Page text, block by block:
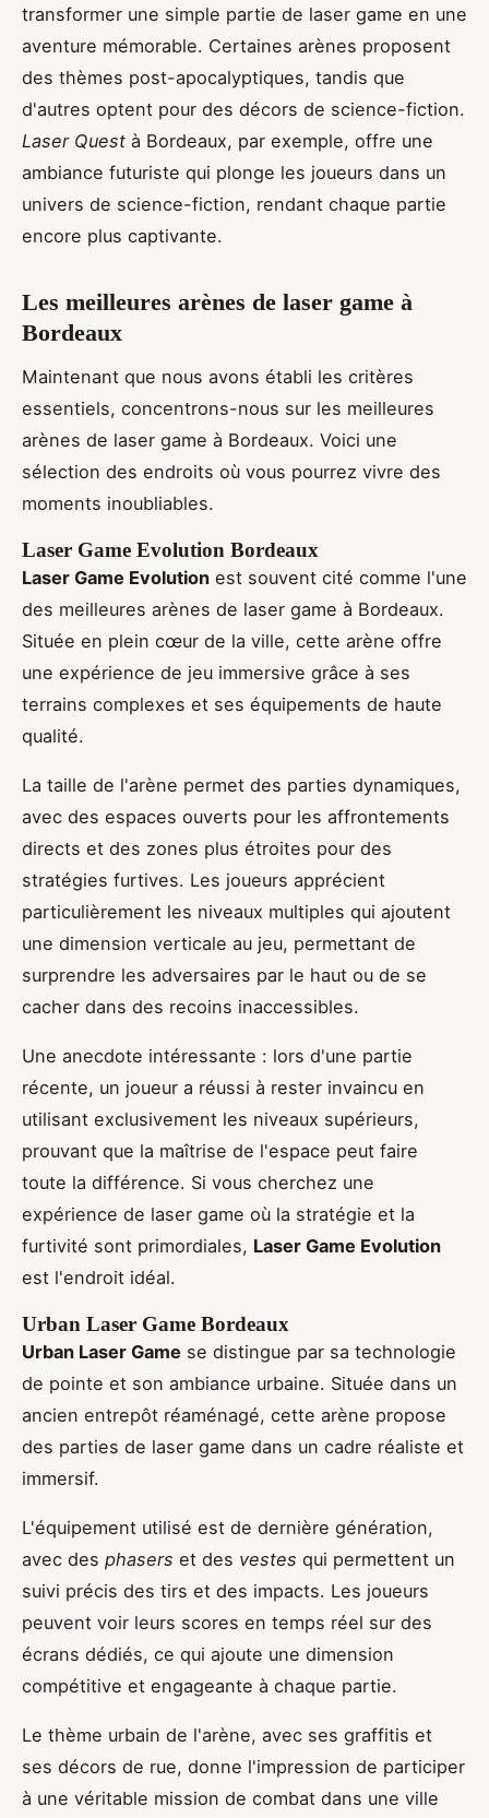
transformer une simple partie de laser game en une
aventure mémorable. Certaines arènes proposent
des thèmes post-apocalyptiques, tandis que
d'autres optent pour des décors de science-fiction.
Laser Quest à Bordeaux, par exemple, offre une
ambiance futuriste qui plonge les joueurs dans un
univers de science-fiction, rendant chaque partie
encore plus captivante.
Les meilleures arènes de laser game à
Bordeaux
Maintenant que nous avons établi les critères
essentiels, concentrons-nous sur les meilleures
arènes de laser game à Bordeaux. Voici une
sélection des endroits où vous pourrez vivre des
moments inoubliables.
Laser Game Evolution Bordeaux
Laser Game Evolution est souvent cité comme l'une
des meilleures arènes de laser game à Bordeaux.
Située en plein cœur de la ville, cette arène offre
une expérience de jeu immersive grâce à ses
terrains complexes et ses équipements de haute
qualité.
La taille de l'arène permet des parties dynamiques,
avec des espaces ouverts pour les affrontements
directs et des zones plus étroites pour des
stratégies furtives. Les joueurs apprécient
particulièrement les niveaux multiples qui ajoutent
une dimension verticale au jeu, permettant de
surprendre les adversaires par le haut ou de se
cacher dans des recoins inaccessibles.
Une anecdote intéressante : lors d'une partie
récente, un joueur a réussi à rester invaincu en
utilisant exclusivement les niveaux supérieurs,
prouvant que la maîtrise de l'espace peut faire
toute la différence. Si vous cherchez une
expérience de laser game où la stratégie et la
furtivité sont primordiales, Laser Game Evolution
est l'endroit idéal.
Urban Laser Game Bordeaux
Urban Laser Game se distingue par sa technologie
de pointe et son ambiance urbaine. Située dans un
ancien entrepôt réaménagé, cette arène propose
des parties de laser game dans un cadre réaliste et
immersif.
L'équipement utilisé est de dernière génération,
avec des phasers et des vestes qui permettent un
suivi précis des tirs et des impacts. Les joueurs
peuvent voir leurs scores en temps réel sur des
écrans dédiés, ce qui ajoute une dimension
compétitive et engageante à chaque partie.
Le thème urbain de l'arène, avec ses graffitis et
ses décors de rue, donne l'impression de participer
à une véritable mission de combat dans une ville